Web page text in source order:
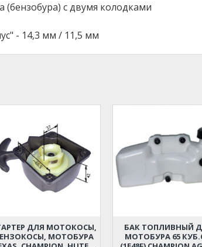
с двумя колодками
- 14,3 мм / 11,5 мм
ДЛЯ МОТОКОСЫ,
МОТОБУРА
БАК ТОПЛИВНЫЙ
МОТОБУРА 65